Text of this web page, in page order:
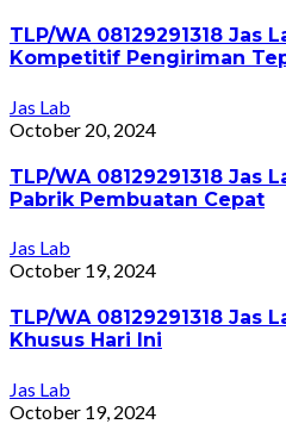
TLP/WA 08129291318 Jas
Kompetitif Pengiriman
Jas Lab
October 20, 2024
TLP/WA 08129291318 Jas
Pabrik Pembuatan Cepat
Jas Lab
October 19, 2024
TLP/WA 08129291318 Jas
Khusus Hari Ini
Jas Lab
October 19, 2024